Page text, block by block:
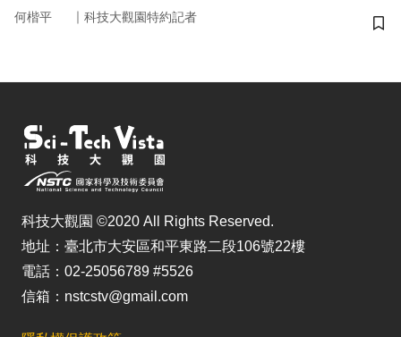
何楷平 ｜ 科技大觀園特約記者
儲
科技大觀園 ©2020 All Rights Reserved.
地址：臺北市大安區和平東路二段106號22樓
電話：02-25056789 #5526
信箱：nstcstv@gmail.com